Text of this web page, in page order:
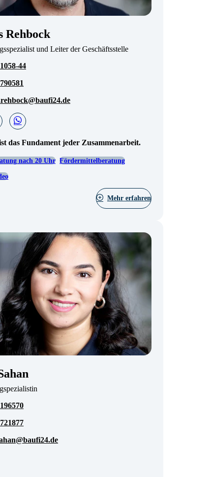
Rehbock
und Leiter der Geschäftsstelle
44
das Fundament jeder Zusammenarbeit.
nach 20 Uhr Fördermittelberatung
Mehr erfahren